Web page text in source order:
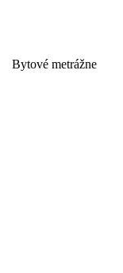
Bytové metrážne